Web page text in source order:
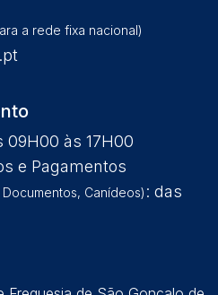
a rede fixa nacional)
09H00 às 17H00
e Pagamentos
Canídeos) : das